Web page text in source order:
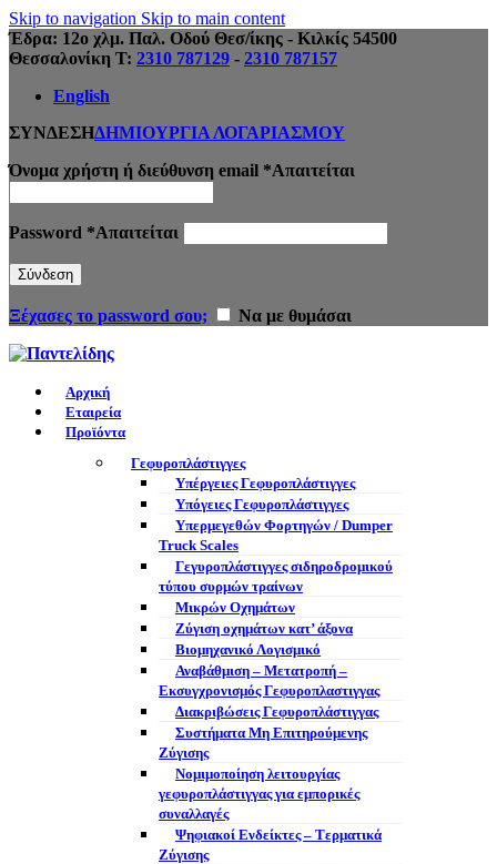
Skip to navigation Skip to main content
Έδρα: 12ο χλμ. Παλ. Οδού Θεσ/ίκης - Κιλκίς 54500
Θεσσαλονίκη Τ: 2310 787129 - 2310 787157
English
ΣΥΝΔΕΣΗΔΗΜΙΟΥΡΓΙΑ ΛΟΓΑΡΙΑΣΜΟΥ
Όνομα χρήστη ή διεύθυνση email *Απαιτείται
Password *Απαιτείται
Σύνδεση
Ξέχασες το password σου; Να με θυμάσαι
Αρχική
Εταιρεία
Προϊόντα
Γεφυροπλάστιγγες
Υπέργειες Γεφυροπλάστιγγες
Υπόγειες Γεφυροπλάστιγγες
Υπερμεγεθών Φορτηγών / Dumper
Truck Scales
Γεγυροπλάστιγγες σιδηροδρομικού
τύπου συρμών τραίνων
Μικρών Οχημάτων
Ζύγιση οχημάτων κατ’ άξονα
Βιομηχανικό Λογισμικό
Αναβάθμιση – Μετατροπή –
Εκσυγχρονισμός Γεφυροπλαστιγγας
Διακριβώσεις Γεφυροπλάστιγγας
Συστήματα Μη Επιτηρούμενης
Ζύγισης
Νομιμοποίηση λειτουργίας
γεφυροπλάστιγγας για εμπορικές
συναλλαγές
Ψηφιακοί Ενδείκτες – Tερματικά
Ζύγισης